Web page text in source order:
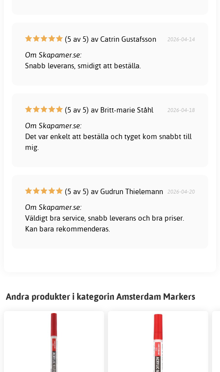
(5 av 5) av Catrin Gustafsson 2026-04-14
Om Skapamer.se:
Snabb leverans, smidigt att beställa.
(5 av 5) av Britt-marie Ståhl 2026-04-18
Om Skapamer.se:
Det var enkelt att beställa och tyget kom snabbt till
mig.
(5 av 5) av Gudrun Thielemann 2026-04-20
Om Skapamer.se:
Väldigt bra service, snabb leverans och bra priser.
Kan bara rekommenderas.
Andra produkter i kategorin Amsterdam Markers